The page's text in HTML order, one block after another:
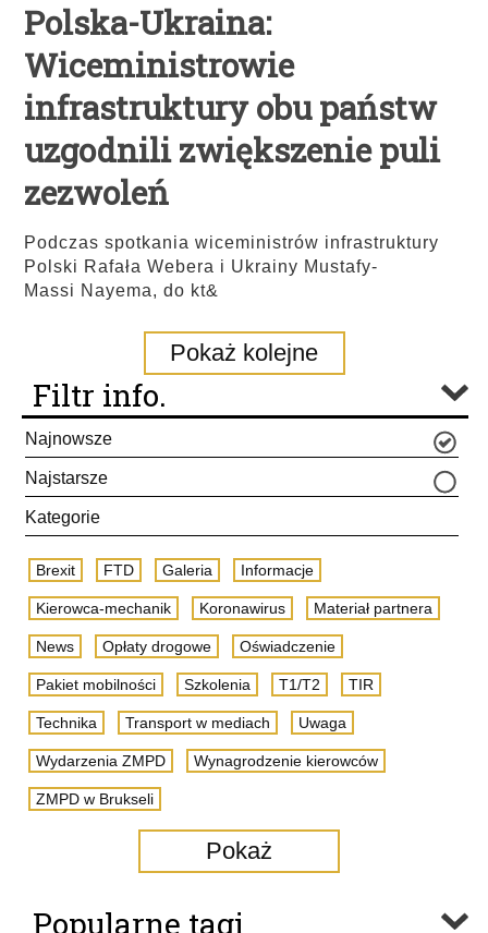
Polska-Ukraina:
Wiceministrowie
infrastruktury obu państw
uzgodnili zwiększenie puli
zezwoleń
Podczas spotkania wiceministrów infrastruktury
Polski Rafała Webera i Ukrainy Mustafy-
Massi Nayema, do kt&
Pokaż kolejne
Filtr info.
Najnowsze
Najstarsze
Kategorie
Brexit FTD Galeria Informacje
Kierowca-mechanik Koronawirus Materiał partnera
News Opłaty drogowe Oświadczenie
Pakiet mobilności Szkolenia T1/T2 TIR
Technika Transport w mediach Uwaga
Wydarzenia ZMPD Wynagrodzenie kierowców
ZMPD w Brukseli
Pokaż
Popularne tagi